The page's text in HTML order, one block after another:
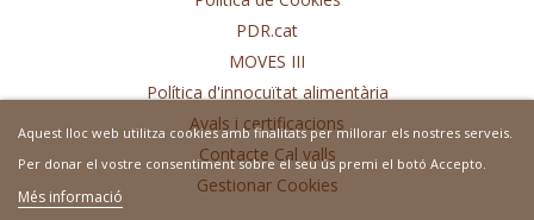
PDR.cat
MOVES III
Política d'innocuïtat alimentària
Avals i certificacions
Contacte Cal valls
Gestionar Cookies
Aquest lloc web utilitza cookies amb finalitats per millorar els nostres serveis.
Per donar el vostre consentiment sobre el seu ús premi el botó Accepto.
Més informació